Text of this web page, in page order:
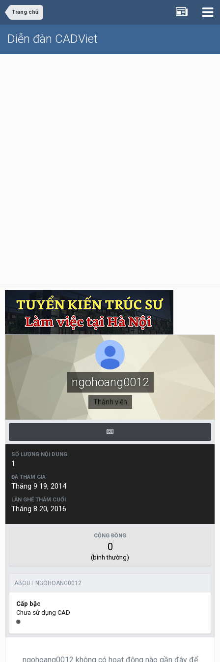
Trang chủ
Diễn đàn CADViet
ngohoang0012
Thành viên
SỐ LƯỢNG NỘI DUNG
1
ĐÃ THAM GIA
Tháng 9 19, 2014
LẦN GHÉ THĂM CUỐI
Tháng 8 20, 2016
CỘNG ĐỒNG
0
(bình thường)
ABOUT NGOHOANG0012
Cấp bậc
Chưa sử dụng CAD
ngohoang0012 không có hoạt động nào gần đây để